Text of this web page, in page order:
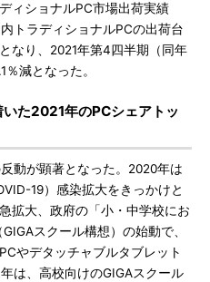
ィショナルPC市場出荷実績
トラディショナルPCの出荷台
なり、2021年第4四半期（同年
減となった。
た2021年のPCシェアトッ
動が顕著となった。2020年は
19）感染拡大をきっかけと
拡大、政府の「小・中学校にお
スクール構想）の始動で、
やデタッチャブルタブレット
は、高校向けのGIGAスクール